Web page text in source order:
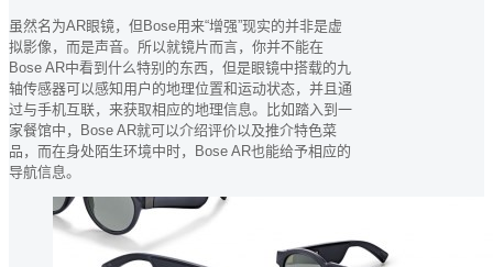
虽然名为AR眼镜，但Bose用来“增强”现实的并非是虚
拟影像，而是声音。所以就镜片而言，你并不能在
Bose AR中看到什么特别的东西，但是眼镜中搭载的九
轴传感器可以感知用户的地理位置和运动状态，并且通
过与手机互联，来获取相应的地理信息。比如踏入到一
家餐馆中，Bose AR就可以介绍评价以及推介特色菜
品，而在身处陌生环境中时，Bose AR也能给予相应的
导航信息。